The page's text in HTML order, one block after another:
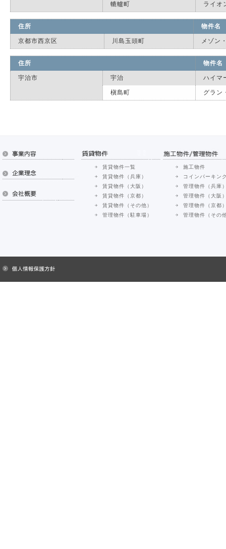
轆轤町 ライオ
住所 物件名
京都市西京区 川島玉頭町 メゾン
住所 物件名
宇治市 宇治 ハイマ
槇島町 グラン
賃貸物件一覧
賃貸物件（兵庫）
賃貸物件（大阪）
賃貸物件（京都）
賃貸物件（その他）
管理物件（駐車場）
施工物件
コインパーキン
管理物件（兵庫
管理物件（大阪
管理物件（京都
管理物件（その